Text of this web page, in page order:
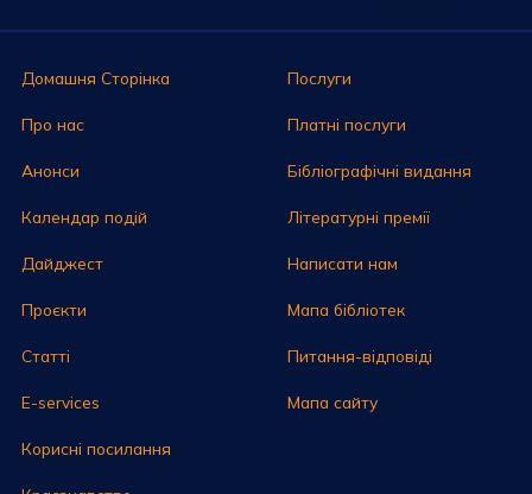
Домашня Сторінка
Про нас
Анонси
Календар подій
Дайджест
Проєкти
Статті
E-services
Корисні посилання
Послуги
Платні послуги
Бібліографічні видання
Літературні премії
Написати нам
Мапа бібліотек
Питання-відповіді
Мапа сайту